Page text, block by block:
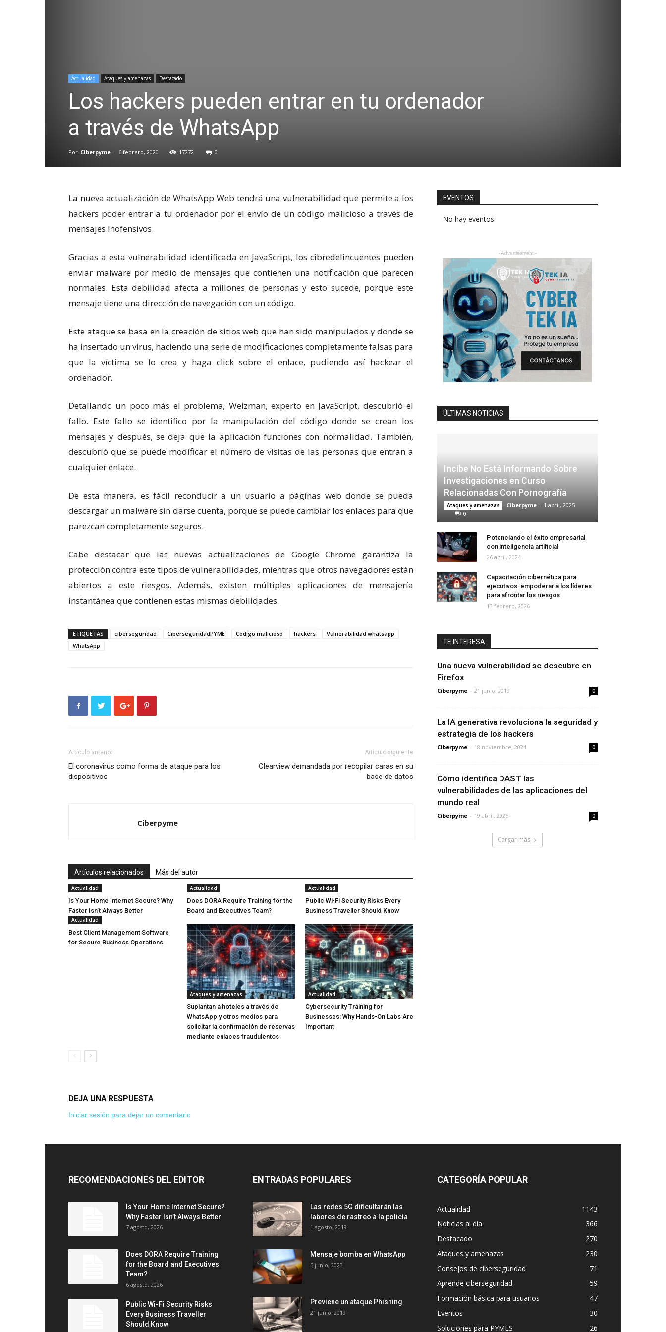
Actualidad Ataques y amenazas Destacado
Los hackers pueden entrar en tu ordenador
a través de WhatsApp
Por Ciberpyme - 6 febrero, 2020 17272 0
La nueva actualización de WhatsApp Web tendrá una vulnerabilidad que permite a los
hackers poder entrar a tu ordenador por el envío de un código malicioso a través de
mensajes inofensivos.
Gracias a esta vulnerabilidad identificada en JavaScript, los cibredelincuentes pueden
enviar malware por medio de mensajes que contienen una notificación que parecen
normales. Esta debilidad afecta a millones de personas y esto sucede, porque este
mensaje tiene una dirección de navegación con un código.
Este ataque se basa en la creación de sitios web que han sido manipulados y donde se
ha insertado un virus, haciendo una serie de modificaciones completamente falsas para
que la víctima se lo crea y haga click sobre el enlace, pudiendo así hackear el
ordenador.
Detallando un poco más el problema, Weizman, experto en JavaScript, descubrió el
fallo. Este fallo se identifico por la manipulación del código donde se crean los
mensajes y después, se deja que la aplicación funciones con normalidad. También,
descubrió que se puede modificar el número de visitas de las personas que entran a
cualquier enlace.
De esta manera, es fácil reconducir a un usuario a páginas web donde se pueda
descargar un malware sin darse cuenta, porque se puede cambiar los enlaces para que
parezcan completamente seguros.
Cabe destacar que las nuevas actualizaciones de Google Chrome garantiza la
protección contra este tipos de vulnerabilidades, mientras que otros navegadores están
abiertos a este riesgos. Además, existen múltiples aplicaciones de mensajería
instantánea que contienen estas mismas debilidades.
ETIQUETAS ciberseguridad CiberseguridadPYME Código malicioso hackers
Vulnerabilidad whatsapp
WhatsApp
Artículo anterior
El coronavirus como forma de ataque para los
dispositivos
Artículo siguiente
Clearview demandada por recopilar caras en su
base de datos
Ciberpyme
Artículos relacionados Más del autor
Actualidad
Is Your Home Internet Secure? Why
Faster Isn’t Always Better
Actualidad
Does DORA Require Training for the
Board and Executives Team?
Actualidad
Public Wi-Fi Security Risks Every
Business Traveller Should Know
Actualidad
Best Client Management Software
for Secure Business Operations
Ataques y amenazas
Suplantan a hoteles a través de
WhatsApp y otros medios para
solicitar la confirmación de reservas
mediante enlaces fraudulentos
Actualidad
Cybersecurity Training for
Businesses: Why Hands-On Labs Are
Important
DEJA UNA RESPUESTA
Iniciar sesión para dejar un comentario
EVENTOS
No hay eventos
- Advertisement -
ÚLTIMAS NOTICIAS
Incibe No Está Informando Sobre
Investigaciones en Curso
Relacionadas Con Pornografía
Ataques y amenazas Ciberpyme - 1 abril, 2025
0
Potenciando el éxito empresarial
con inteligencia artificial
26 abril, 2024
Capacitación cibernética para
ejecutivos: empoderar a los líderes
para afrontar los riesgos
13 febrero, 2026
TE INTERESA
Una nueva vulnerabilidad se descubre en
Firefox
Ciberpyme - 21 junio, 2019 0
La IA generativa revoluciona la seguridad y
estrategia de los hackers
Ciberpyme - 18 noviembre, 2024 0
Cómo identifica DAST las
vulnerabilidades de las aplicaciones del
mundo real
Ciberpyme - 19 abril, 2026 0
Cargar más
RECOMENDACIONES DEL EDITOR
Is Your Home Internet Secure?
Why Faster Isn’t Always Better
7 agosto, 2026
Does DORA Require Training
for the Board and Executives
Team?
6 agosto, 2026
Public Wi-Fi Security Risks
Every Business Traveller
Should Know
ENTRADAS POPULARES
Las redes 5G dificultarán las
labores de rastreo a la policía
1 agosto, 2019
Mensaje bomba en WhatsApp
5 junio, 2023
Previene un ataque Phishing
21 junio, 2019
CATEGORÍA POPULAR
Actualidad
1143
Noticias al día
366
Destacado
270
Ataques y amenazas
230
Consejos de ciberseguridad
71
Aprende ciberseguridad
59
Formación básica para usuarios
47
Eventos
30
Soluciones para PYMES
26